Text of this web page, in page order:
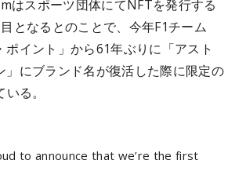
はスポーツ団体にてNFTを発行する
となるとのことで、今年F1チーム
ポイント」から61年ぶりに「アスト
」にブランド名が復活した際に限定の
る。
to announce that we’re the first